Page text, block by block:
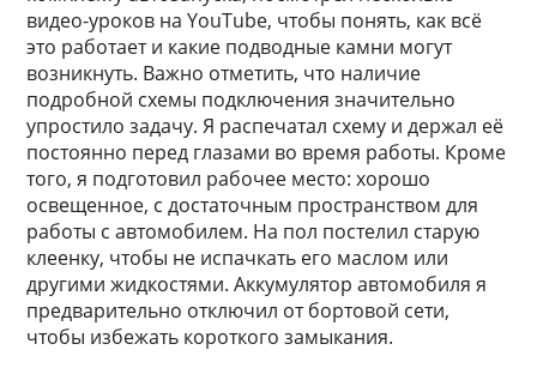
видео-уроков на YouTube, чтобы понять, как всё
это работает и какие подводные камни могут
возникнуть. Важно отметить, что наличие
подробной схемы подключения значительно
упростило задачу. Я распечатал схему и держал её
постоянно перед глазами во время работы. Кроме
того, я подготовил рабочее место: хорошо
освещенное, с достаточным пространством для
работы с автомобилем. На пол постелил старую
клеенку, чтобы не испачкать его маслом или
другими жидкостями. Аккумулятор автомобиля я
предварительно отключил от бортовой сети,
чтобы избежать короткого замыкания.